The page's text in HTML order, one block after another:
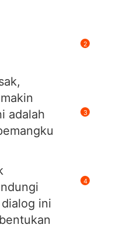
adalah
ini
2
3
4